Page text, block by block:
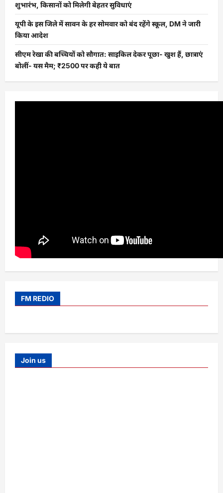
शुभारंभ, किसानों को मिलेगी बेहतर सुविधाएं
यूपी के इस जिले में सावन के हर सोमवार को बंद रहेंगे स्कूल, DM ने जारी
किया आदेश
सीएम रेखा की बच्चियों को सौगात: साइकिल देकर पूछा- खुश हैं, छात्राएं
बोलीं- यस मैम; ₹2500 पर कही ये बात
FM REDIO
Join us